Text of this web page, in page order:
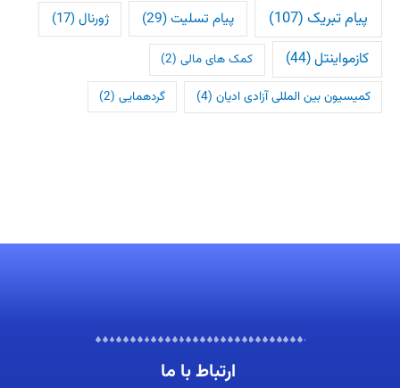
پیام تبریک(107) پیام تسلیت(29) ژورنال(17)
کازمواینتل(44) کمک های مالی(2)
کمیسیون بین المللی آزادی ادیان (4) گردهمایی(2)
ارتباط با ما